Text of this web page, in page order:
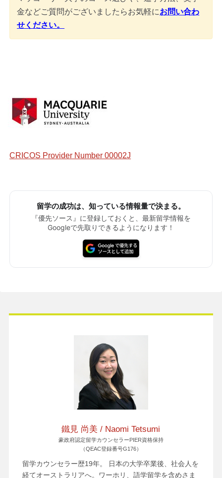
金などご質問がございましたらお気軽にお問い合わ
せください。
CRICOS Provider Number 00002J
留学の成功は、知っている情報量で決まる。
『優先ソース』に登録しておくと、最新留学情報を
Googleで先取りできるようになります！
鐵見 尚美 / Naomi Tetsumi
豪政府認定留学カウンセラーPIER資格保持
（QEAC登録番号G176）
留学カウンセラー歴19年。 日本の大学卒業後、社会人を
経てオーストラリアへ。ワーホリ、語学留学を含めさま